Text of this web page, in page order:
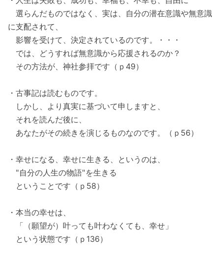
選らんだものではなく、実は、自分の潜在意識や無意識
に支配されて、
影響を受けて、決定されているのです。・・・
では、どうすれば無意識から応援されるのか？
その方法が、神社参拝です（ｐ49）
・古事記は読むものです。
しかし、より真実に基づいて申しますと、
それを読んだ後に、
あなたがその続きを演じるものなのです。（ｐ56）
・幸せになる、幸せに生きる、というのは、
"自分の人生の物語"を生きる
ということです（ｐ58）
・本当の幸せは、
「（願望が）叶っても叶わなくても、幸せ」
という状態です（ｐ136）